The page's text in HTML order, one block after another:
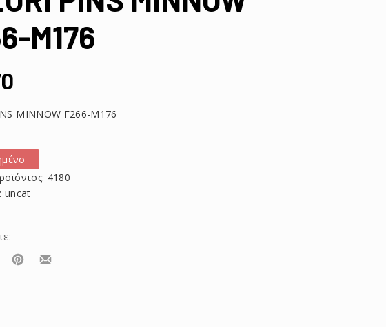
M176
MINNOW F266-M176
4180
uncat
ΜοιραστείτεΜοιραστείτε